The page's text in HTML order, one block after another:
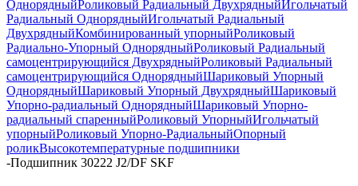
ОднорядныйРоликовый Радиальный ДвухрядныйИгольчатый
Радиальный ОднорядныйИгольчатый Радиальный
ДвухрядныйКомбинированный упорныйРоликовый
Радиально-Упорный ОднорядныйРоликовый Радиальный
самоцентрирующийся ДвухрядныйРоликовый Радиальный
самоцентрирующийся ОднорядныйШариковый Упорный
ОднорядныйШариковый Упорный ДвухрядныйШариковый
Упорно-радиальный ОднорядныйШариковый Упорно-
радиальный спаренныйРоликовый УпорныйИгольчатый
упорныйРоликовый Упорно-РадиальныйОпорный
роликВысокотемпературные подшипники
-Подшипник 30222 J2/DF SKF